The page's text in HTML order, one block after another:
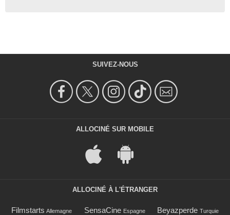
SUIVEZ-NOUS
ALLOCINÉ SUR MOBILE
ALLOCINÉ À L'ÉTRANGER
Filmstarts Allemagne SensaCine Espagne Beyazperde Turquie